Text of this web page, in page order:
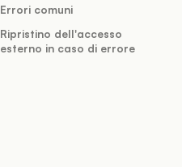
Errori comuni
Ripristino dell'accesso
esterno in caso di errore